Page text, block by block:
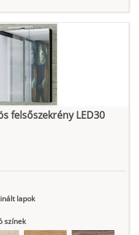
Szupermatt
fehér
Füstös zöld
indigókék
felsőszekrény LED30
lapok
színek